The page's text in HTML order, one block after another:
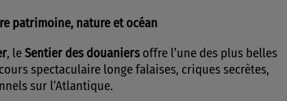
patrimoine, nature et océan
, leSentier des douaniers offre l’une des plus belles
spectaculaire longe falaises, criques secrètes,
sur l’Atlantique.